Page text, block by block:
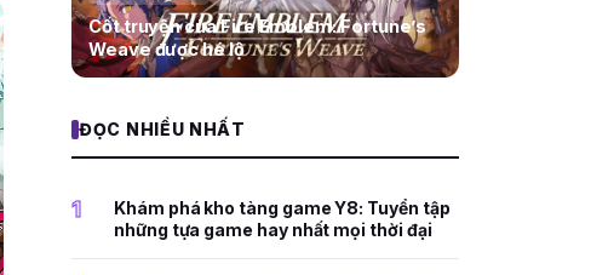
Cốt truyện của Fire Emblem: Fortune’s
Weave được hé lộ
ĐỌC NHIỀU NHẤT
1
Khám phá kho tàng game Y8: Tuyển tập
những tựa game hay nhất mọi thời đại